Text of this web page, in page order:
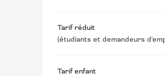
Tarif réduit
(étudiants et demandeurs
Tarif enfant